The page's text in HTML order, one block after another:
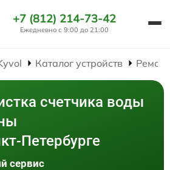
+7 (812) 214-73-42
Ежедневно с 9:00 до 21:00
Каталог устройств
счетчика воды
Петербурге
сервис